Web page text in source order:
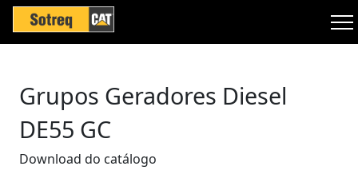
Grupos Geradores Diesel
DE55 GC
Download do catálogo